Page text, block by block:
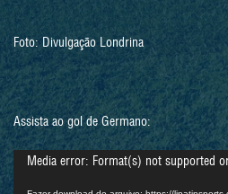
Foto: Divulgação Londrina
Assista ao gol de Germano:
Tocador
Media error: Format(s) not supported